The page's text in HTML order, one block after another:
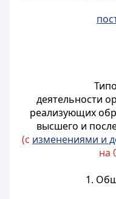
деятельности
реализующих
высшего и
(с изменениями и
на
1.